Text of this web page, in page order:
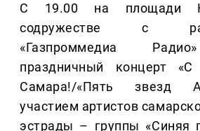
С 19.00 на площади
содружестве с
«Газпроммедиа
праздничный концерт
Самара!/«Пять звезд
участием артистов
эстрады – группы «Синяя